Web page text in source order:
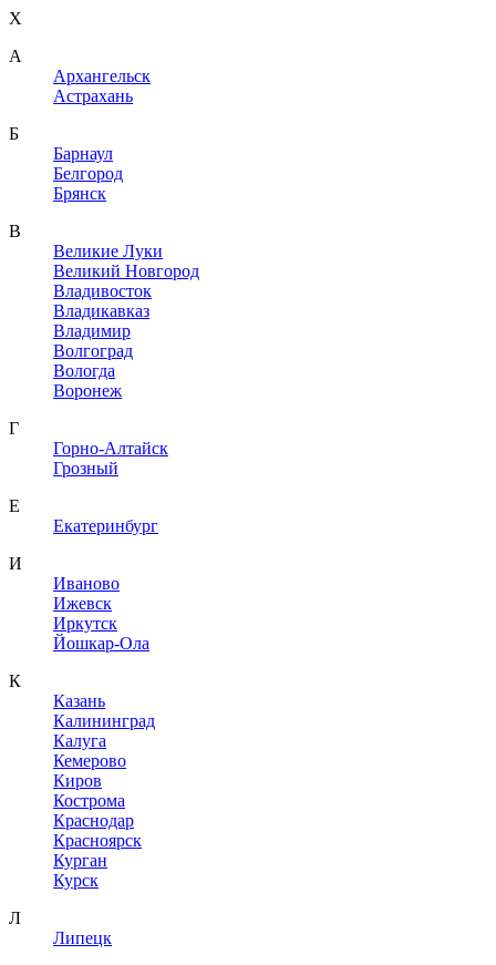
X
A
Архангельск
Астрахань
Б
Барнаул
Белгород
Брянск
В
Великие Луки
Великий Новгород
Владивосток
Владикавказ
Владимир
Волгоград
Вологда
Воронеж
Г
Горно-Алтайск
Грозный
Е
Екатеринбург
И
Иваново
Ижевск
Иркутск
Йошкар-Ола
К
Казань
Калининград
Калуга
Кемерово
Киров
Кострома
Краснодар
Красноярск
Курган
Курск
Л
Липецк